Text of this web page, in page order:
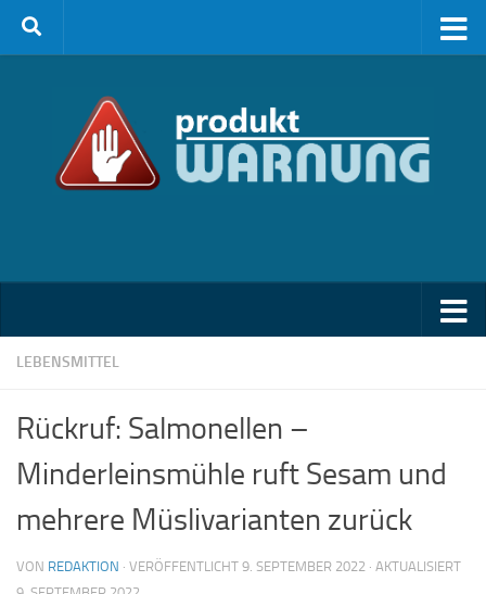
Zum Inhalt springen
LEBENSMITTEL
Rückruf: Salmonellen –
Minderleinsmühle ruft Sesam und
mehrere Müslivarianten zurück
VON REDAKTION · VERÖFFENTLICHT 9. SEPTEMBER 2022 · AKTUALISIERT